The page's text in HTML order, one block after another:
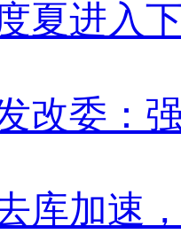
夏进入
改委：
库加速